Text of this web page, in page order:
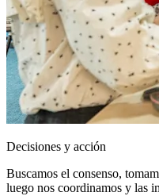
Decisiones y acción
Buscamos el consenso,
luego nos coordinamos y las